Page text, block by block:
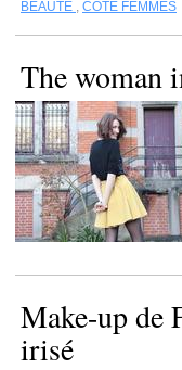
BEAUTÉ , CÔTÉ FEMMES
The woman
Make-up de
irisé